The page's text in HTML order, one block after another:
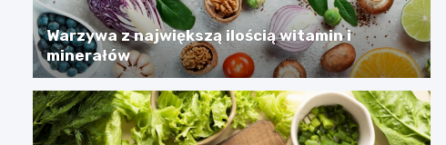
Warzywa z największą ilością witamin i
minerałów